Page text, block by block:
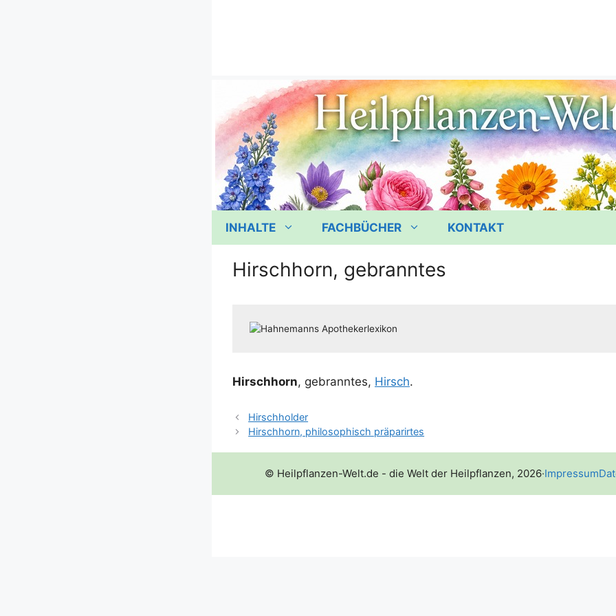
INHALTE FACHBÜCHER KONTAKT
Hirschhorn, gebranntes
Hirsch­horn, gebrann­tes, Hirsch.
Hirschholder
Hirschhorn, philosophisch präparirtes
© Heilpflanzen-Welt.de - die Welt der Heilpflanzen, 2026·Impressum